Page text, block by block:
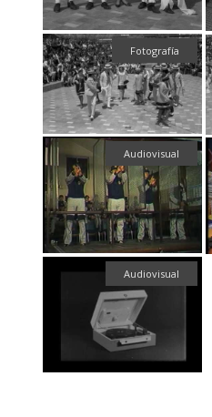
Fotografía
Audiovisual
Audiovisual